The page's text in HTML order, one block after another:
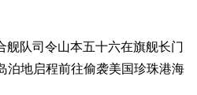
舰队司令山本五十六在旗舰长门
泊地启程前往偷袭美国珍珠港海